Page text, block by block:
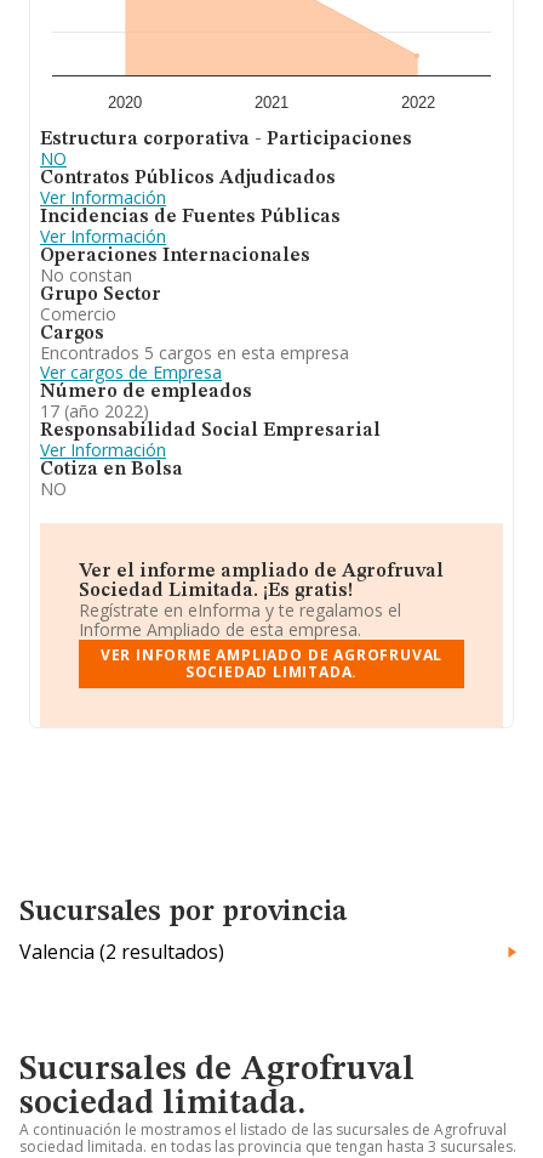
2020 2021 2022
Estructura corporativa - Participaciones
NO
Contratos Públicos Adjudicados
Ver Información
Incidencias de Fuentes Públicas
Ver Información
Operaciones Internacionales
No constan
Grupo Sector
Comercio
Cargos
Encontrados 5 cargos en esta empresa
Ver cargos de Empresa
Número de empleados
17 (año 2022)
Responsabilidad Social Empresarial
Ver Información
Cotiza en Bolsa
NO
Ver el informe ampliado de Agrofruval
Sociedad Limitada. ¡Es gratis!
Regístrate en eInforma y te regalamos el
Informe Ampliado de esta empresa.
VER INFORME AMPLIADO DE AGROFRUVAL
SOCIEDAD LIMITADA.
Sucursales por provincia
Valencia (2 resultados)
Sucursales de Agrofruval
sociedad limitada.
A continuación le mostramos el listado de las sucursales de Agrofruval
sociedad limitada. en todas las provincia que tengan hasta 3 sucursales.